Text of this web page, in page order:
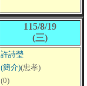
115/8/19
(三)
許詩瑩
(簡介)(忠孝)
(0)